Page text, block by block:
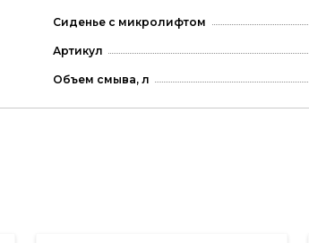
Сиденье с микролифтом
Артикул
Объем смыва, л